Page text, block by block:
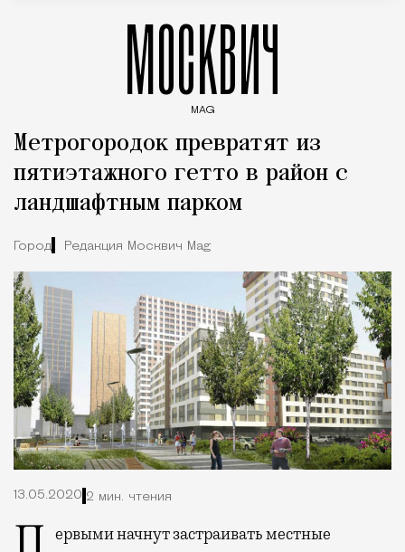
МОСКВИЧ
MAG
Метрогородок превратят из
пятиэтажного гетто в район с
ландшафтным парком
Город Редакция Москвич Mag
13.05.2020 2 мин. чтения